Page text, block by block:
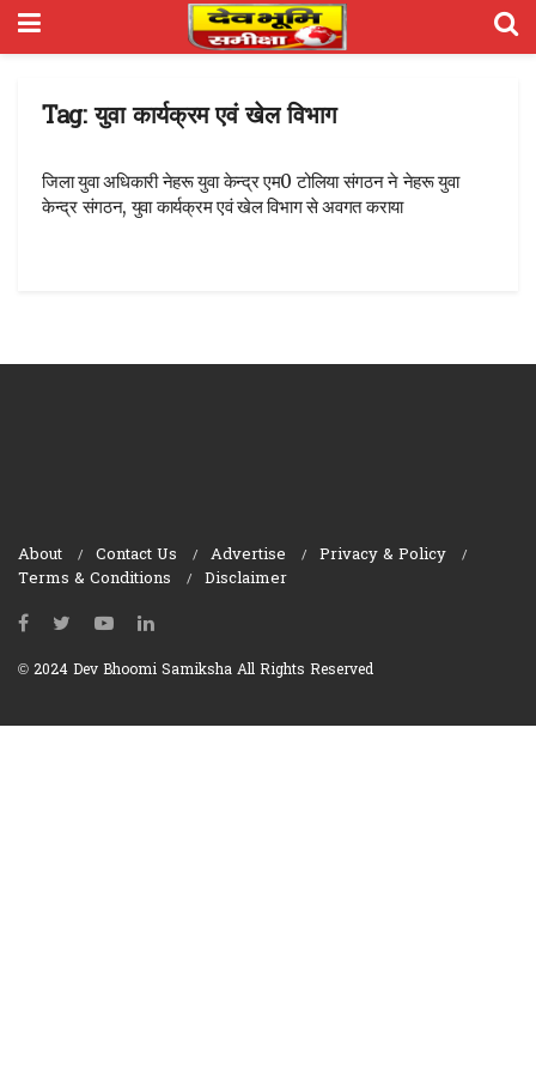
Tag:युवा कार्यक्रम एवं खेल विभाग
जिला युवा अधिकारी नेहरू युवा केन्द्र एम0 टोलिया संगठन ने नेहरू युवा
केन्द्र संगठन, युवा कार्यक्रम एवं खेल विभाग से अवगत कराया
About Contact Us Advertise
Privacy & Policy
Terms & Conditions
Disclaimer
© 2024 Dev Bhoomi Samiksha All Rights Reserved